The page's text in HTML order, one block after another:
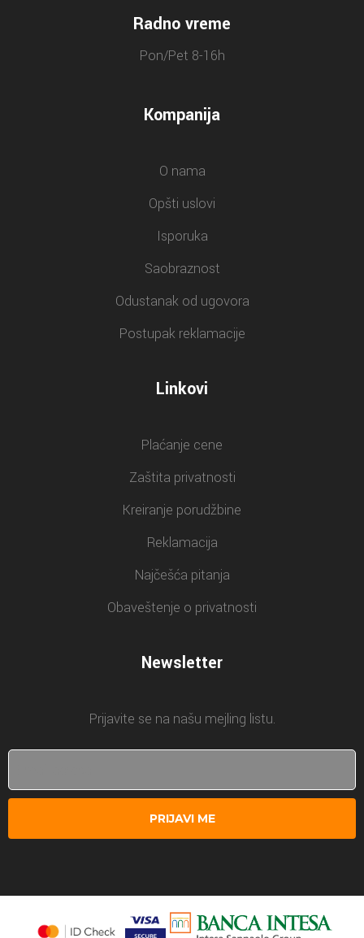
Radno vreme
Pon/Pet 8-16h
Kompanija
O nama
Opšti uslovi
Isporuka
Saobraznost
Odustanak od ugovora
Postupak reklamacije
Linkovi
Plaćanje cene
Zaštita privatnosti
Kreiranje porudžbine
Reklamacija
Najčešća pitanja
Obaveštenje o privatnosti
Newsletter
Prijavite se na našu mejling listu.
PRIJAVI ME